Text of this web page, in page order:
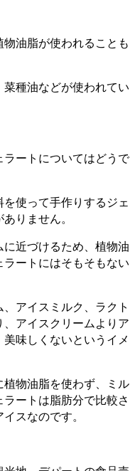
油脂が使われることも
種油などが使われてい
ートについてはどうで
使って手作りするジェ
りません。
近づけるため、植物油
ートにはそもそもない
アイスミルク、ラクト
アイスクリームよりア
味しくないというイメ
物油脂を使わず、ミル
ートは脂肪分で比較さ
スなのです。